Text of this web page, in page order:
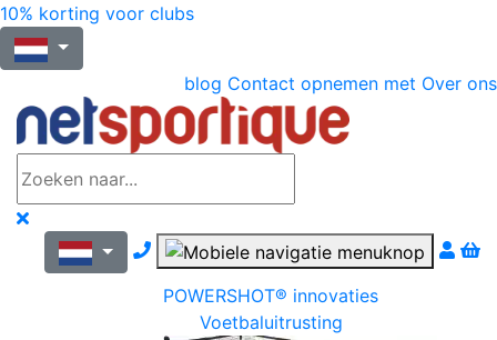
10% korting voor clubs
blog Contact opnemen met Over ons
Nous contacter par téléphone
POWERSHOT® innovaties
Voetbaluitrusting